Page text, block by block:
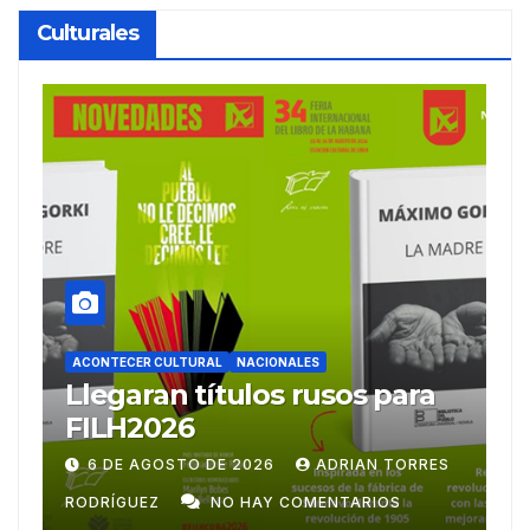
Culturales
ACONTECER CULTURAL
Ballet Laura Alonso
emprende gira
centroamericana
28 DE JULIO DE 2026 ADRIAN TORRES
RODRÍGUEZ NO HAY COMENTARIOS